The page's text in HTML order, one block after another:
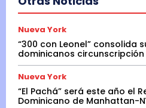
Nueva York
“300 con Leonel” consolida
dominicanos circunscripción
Nueva York
“El Pachá” será este año el
Dominicano de Manhattan-